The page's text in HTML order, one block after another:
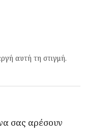
αυτή τη στιγμή.
σας αρέσουν